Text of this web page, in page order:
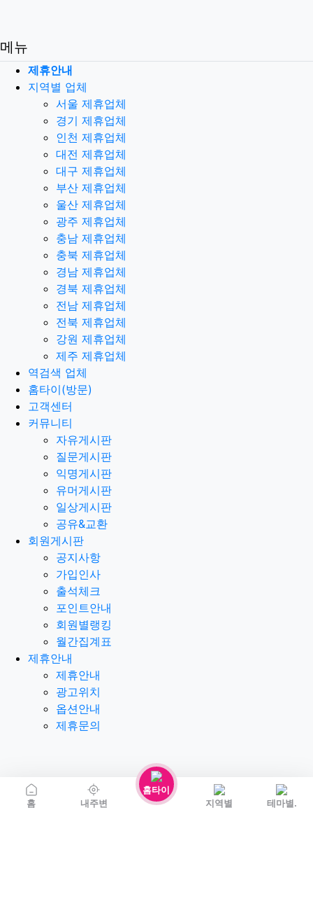
홈 내주변
홈타이
지역별
테마별.
메뉴
제휴안내
지역별 업체
서울 제휴업체
경기 제휴업체
인천 제휴업체
대전 제휴업체
대구 제휴업체
부산 제휴업체
울산 제휴업체
광주 제휴업체
충남 제휴업체
충북 제휴업체
경남 제휴업체
경북 제휴업체
전남 제휴업체
전북 제휴업체
강원 제휴업체
제주 제휴업체
역검색 업체
홈타이(방문)
고객센터
커뮤니티
자유게시판
질문게시판
익명게시판
유머게시판
일상게시판
공유&교환
회원게시판
공지사항
가입인사
출석체크
포인트안내
회원별랭킹
월간집계표
제휴안내
제휴안내
광고위치
옵션안내
제휴문의